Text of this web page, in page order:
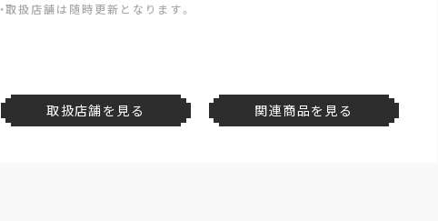
・取扱店舗は随時更新となります。
取扱店舗を見る 関連商品を見る